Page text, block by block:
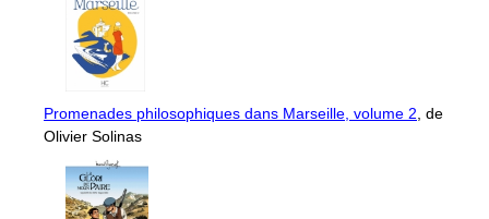
Promenades philosophiques dans Marseille, volume 2, de
Olivier Solinas